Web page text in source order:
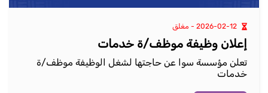
إعلان وظيفة موظف/ة خدمات
تعلن مؤسسة سوا عن حاجتها لشغل الوظيفة موظف/ة
خدمات